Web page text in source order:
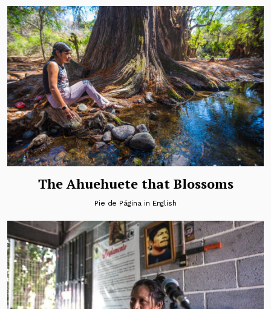
The Ahuehuete that Blossoms
Pie de Página in English